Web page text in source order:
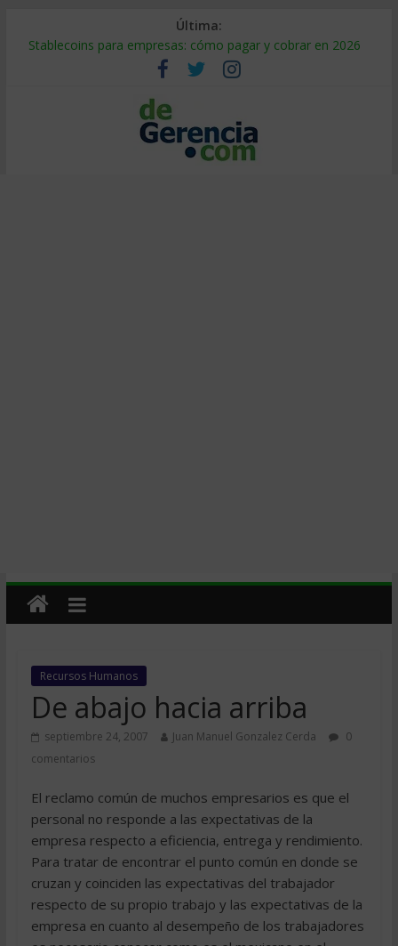
Última:
Stablecoins para empresas: cómo pagar y cobrar en 2026
Despido silencioso: qué es y por qué sale tan caro
IA en selección de personal: cómo auditarla a tiempo
Trabajo forzoso en la cadena de suministro: qué hacer
Mercado hispano de EE. UU.: cómo segmentarlo y venderle
Recursos Humanos
De abajo hacia arriba
septiembre 24, 2007 Juan Manuel Gonzalez Cerda
0
comentarios
El reclamo común de muchos empresarios es que el
personal no responde a las expectativas de la
empresa respecto a eficiencia, entrega y rendimiento.
Para tratar de encontrar el punto común en donde se
cruzan y coinciden las expectativas del trabajador
respecto de su propio trabajo y las expectativas de la
empresa en cuanto al desempeño de los trabajadores